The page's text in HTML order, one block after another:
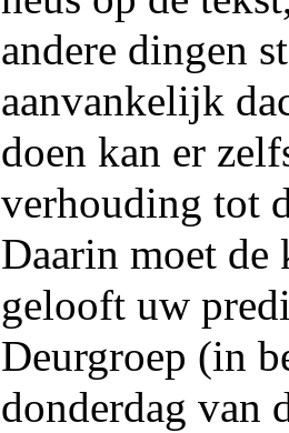
andere dingen
aanvankelijk
doen kan er
verhouding tot
Daarin moet de
gelooft uw
Deurgroep (in
donderdag van